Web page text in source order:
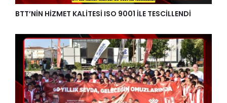
BTT’NİN HİZMET KALİTESİ ISO 9001 İLE TESCİLLENDİ